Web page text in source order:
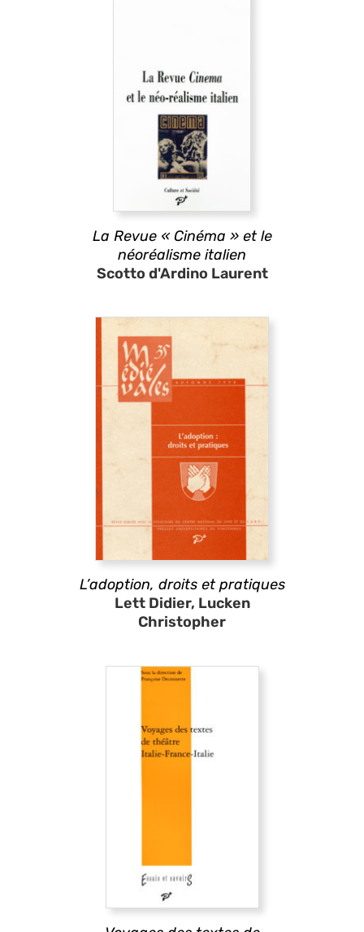
La Revue « Cinéma » et le
néoréalisme italien
Scotto d'Ardino Laurent
L’adoption, droits et pratiques
Lett Didier, Lucken
Christopher